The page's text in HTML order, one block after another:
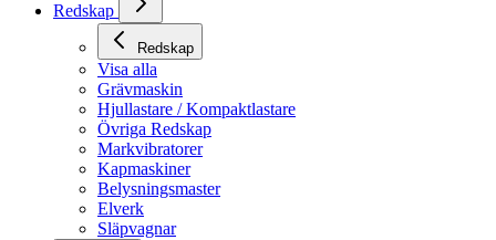
Redskap
Redskap
Visa alla
Grävmaskin
Hjullastare / Kompaktlastare
Övriga Redskap
Markvibratorer
Kapmaskiner
Belysningsmaster
Elverk
Släpvagnar